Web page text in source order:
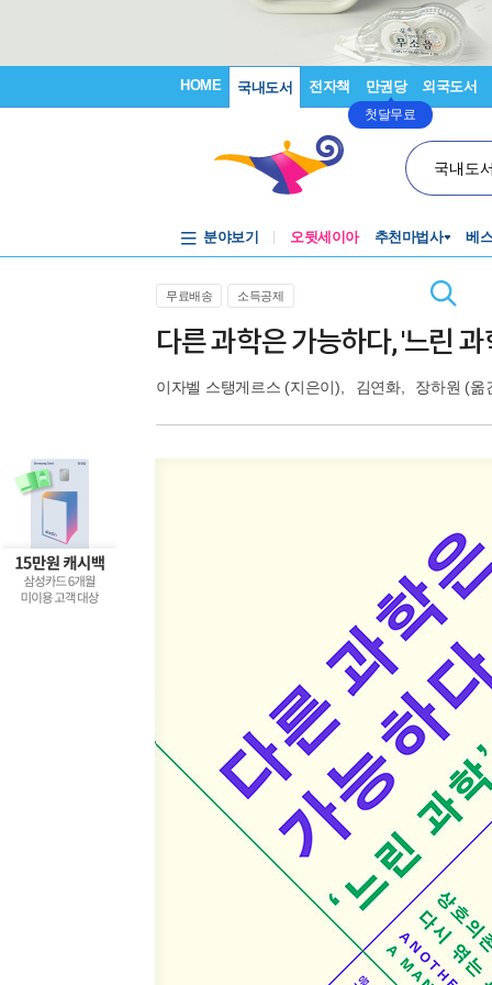
HOME 국내도서 전자책 만권당
첫달무료
외국도서
국내도
분야보기 오뒷세이아 추천마법사 베
무료배송 소득공제
다른 과학은 가능하다, '느린 과
이자벨 스탱게르스 (지은이), 김연화, 장하원 (옮